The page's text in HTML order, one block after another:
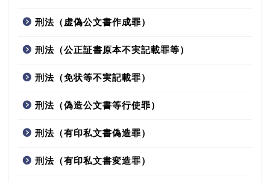
刑法（虚偽公文書作成罪）
刑法（公正証書原本不実記載罪等）
刑法（免状等不実記載罪）
刑法（偽造公文書等行使罪）
刑法（有印私文書偽造罪）
刑法（有印私文書変造罪）